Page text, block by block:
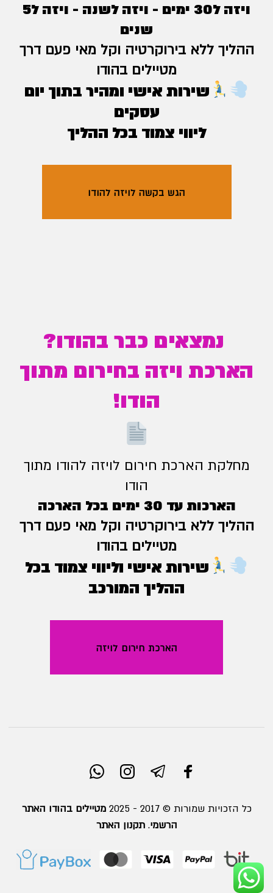
ויזה ל30 ימים - ויזה לשנה - ויזה ל5
שנים
ההליך ללא בירוקרטיה וקל מאי פעם דרך
מטיילים בהודו
שירות אישי ומהיר בתוך יום
עסקים
ליווי צמוד בכל ההליך
הגש בקשה לויזה להודו
נמצאים כבר בהודו?
הארכת ויזה בחירום מתוך
הודו!
מחלקת הארכת חירום לויזה להודו מתוך
הודו
הארכות עד 30 ימים בכל הארכה
ההליך ללא בירוקרטיה וקל מאי פעם דרך
מטיילים בהודו
שירות אישי וליווי צמוד בכל
ההליך המורכב
הארכת חירום לויזה
כל הזכויות שמורות © 2017 - 2025
מטיילים בהודו האתר
הרשמי.תקנון האתר